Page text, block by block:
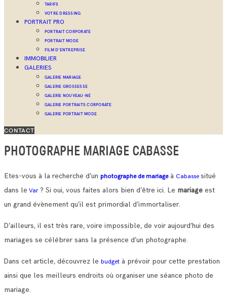
TARIFS
VOTRE DRESSING
PORTRAIT PRO
PORTRAIT CORPORATE
PORTRAIT MODE
FILM D’ENTREPRISE
IMMOBILIER
GALERIES
GALERIE MARIAGE
GALERIE GROSSESSE
GALERIE NOUVEAU-NÉ
GALERIE PORTRAITS CORPORATE
GALERIE PORTRAIT MODE
CONTACT
PHOTOGRAPHE MARIAGE CABASSE
Etes-vous à la recherche d’un photographe de mariageà Cabasse situé
dans le Var? Si oui, vous faites alors bien d’être ici. Le mariage est
un grand évènement qu’il est primordial d’immortaliser.
D’ailleurs, il est très rare, voire impossible, de voir aujourd’hui des
mariages se célébrer sans la présence d’un photographe.
Dans cet article, découvrez le budget à prévoir pour cette prestation
ainsi que les meilleurs endroits où organiser une séance photo de
mariage.